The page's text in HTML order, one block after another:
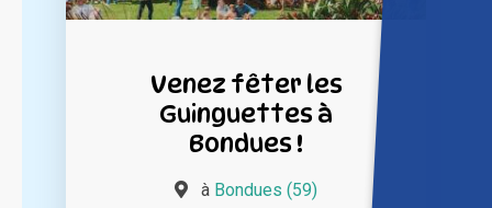
Venez fêter les
Guinguettes à
Bondues !
à Bondues (59)